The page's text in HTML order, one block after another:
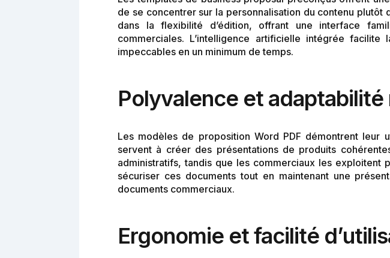
de se concentrer sur la personnalisation du contenu
dans la flexibilité d’édition, offrant une interface
commerciales. L’intelligence artificielle intégrée
impeccables en un minimum de temps.
Polyvalence et
Les modèles de proposition Word PDF démontrent leur
servent à créer des présentations de produits
administratifs, tandis que les commerciaux les
sécuriser ces documents tout en maintenant une
documents commerciaux.
Ergonomie et facilité